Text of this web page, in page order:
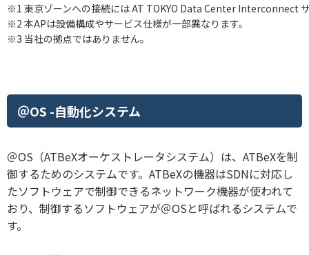
※1 東京ゾーンへの接続には AT TOKYO Data Center Interconnect
※2 本APは設備構成やサービス仕様が一部異なります。
※3 当社の拠点ではありません。
＠OS -自動化システム
＠OS（ATBeXオーケストレータシステム）は、ATBeXを制
御するためのシステムです。ATBeXの機器はSDNに対応し
たソフトウェアで制御できるネットワーク機器が使われて
おり、制御するソフトウェアが＠OSと呼ばれるシステムで
す。